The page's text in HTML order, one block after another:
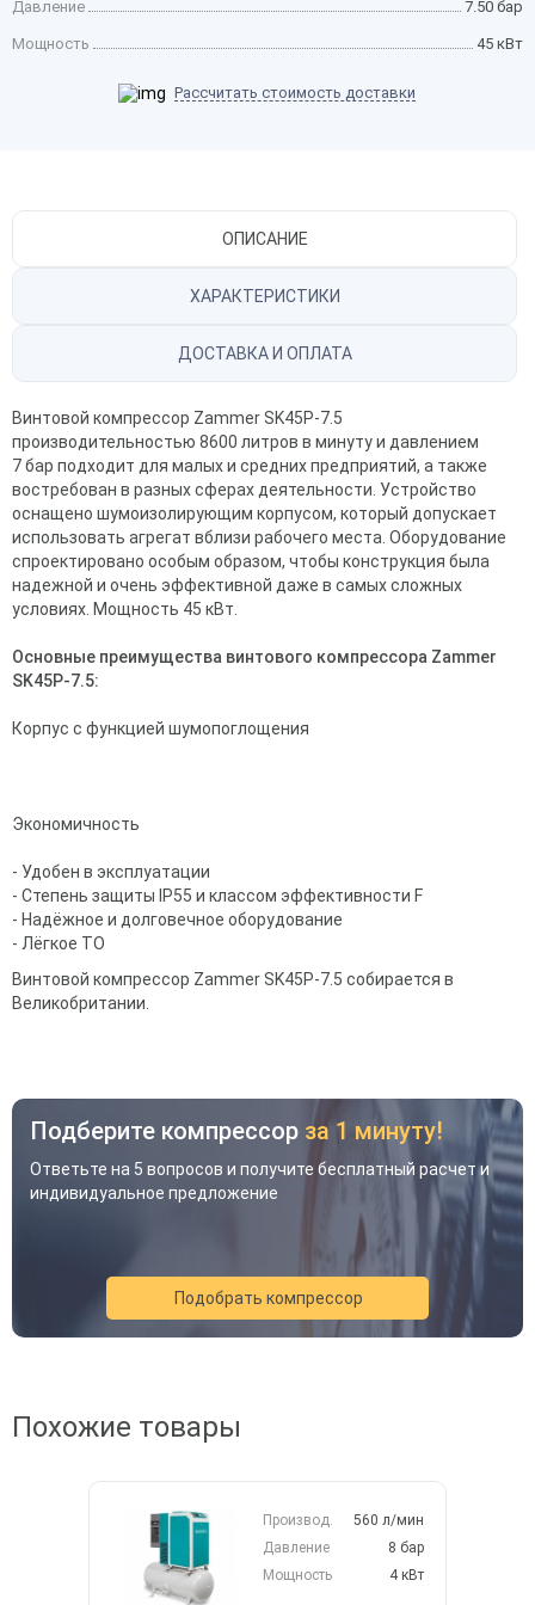
Давление 7.50 бар
Мощность 45 кВт
Рассчитать стоимость доставки
ОПИСАНИЕ
ХАРАКТЕРИСТИКИ
ДОСТАВКА И ОПЛАТА
Винтовой компрессор Zammer SK45Р-7.5
производительностью 8600 литров в минуту и давлением
7 бар подходит для малых и средних предприятий, а также
востребован в разных сферах деятельности. Устройство
оснащено шумоизолирующим корпусом, который допускает
использовать агрегат вблизи рабочего места. Оборудование
спроектировано особым образом, чтобы конструкция была
надежной и очень эффективной даже в самых сложных
условиях. Мощность 45 кВт.
Основные преимущества винтового компрессора Zammer
SK45Р-7.5:
Корпус с функцией шумопоглощения
Экономичность
- Удобен в эксплуатации
- Степень защиты IP55 и классом эффективности F
- Надёжное и долговечное оборудование
- Лёгкое ТО
Винтовой компрессор Zammer SK45Р-7.5 собирается в
Великобритании.
Подберите компрессор за 1 минуту!
Ответьте на 5 вопросов и получите бесплатный расчет и
индивидуальное предложение
Подобрать компрессор
Похожие товары
Производ.
560 л/мин
Давление
8 бар
Мощность
4 кВт
Акция НовинкаХит